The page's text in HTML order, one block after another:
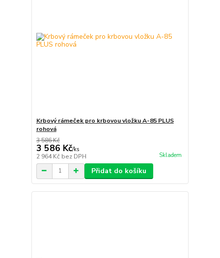
Krbový rámeček pro krbovou vložku A-85 PLUS
rohová
3 586 Kč
3 586 Kč/ks
2 964 Kč bez DPH Skladem
Přidat do košíku